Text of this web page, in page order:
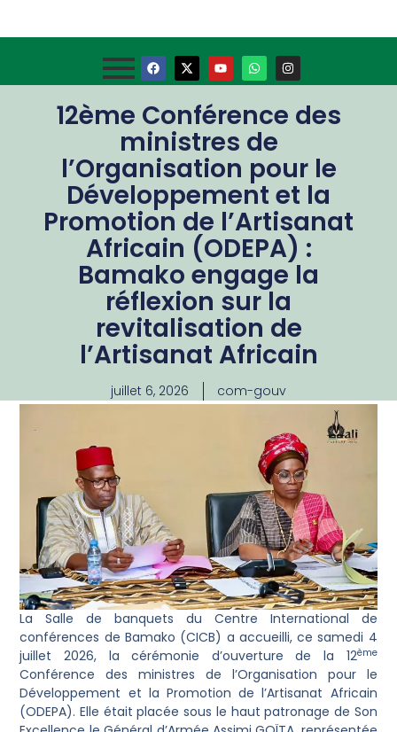
12ème Conférence des
ministres de
l’Organisation pour le
Développement et la
Promotion de l’Artisanat
Africain (ODEPA) :
Bamako engage la
réflexion sur la
revitalisation de
l’Artisanat Africain
juillet 6, 2026 com-gouv
La Salle de banquets du Centre International de
conférences de Bamako (CICB) a accueilli, ce samedi 4
juillet 2026, la cérémonie d’ouverture de la 12ème
Conférence des ministres de l’Organisation pour le
Développement et la Promotion de l’Artisanat Africain
(ODEPA). Elle était placée sous le haut patronage de Son